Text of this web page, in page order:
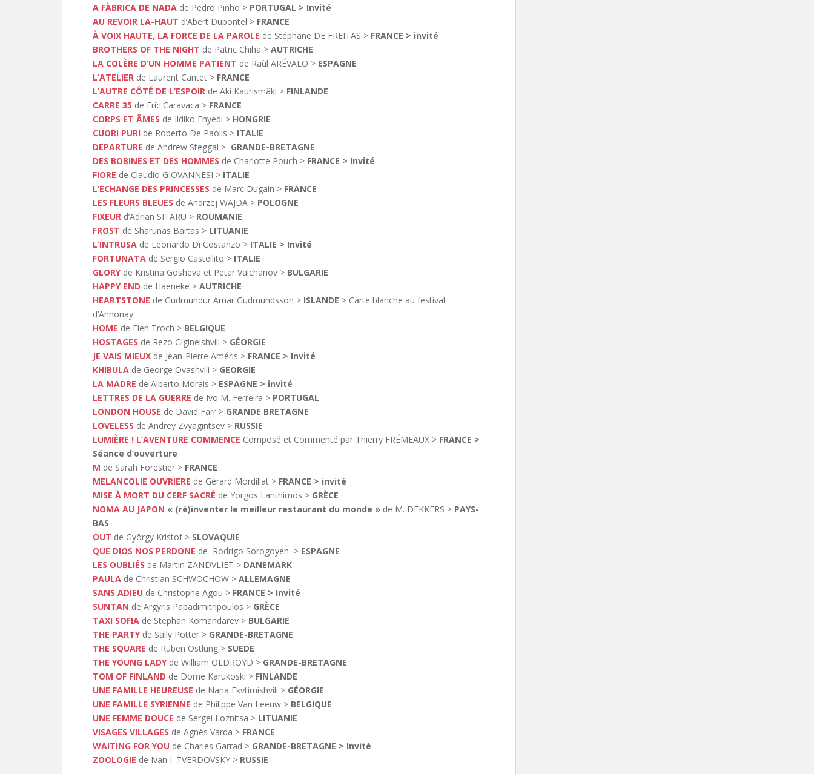
A FÀBRICA DE NADA de Pedro Pinho > PORTUGAL > Invité
AU REVOIR LA-HAUT d’Abert Dupontel > FRANCE
À VOIX HAUTE, LA FORCE DE LA PAROLE de Stéphane DE FREITAS > FRANCE > invité
BROTHERS OF THE NIGHT de Patric Chiha > AUTRICHE
LA COLÈRE D’UN HOMME PATIENT de Raùl ARÉVALO > ESPAGNE
L’ATELIER de Laurent Cantet > FRANCE
L’AUTRE CÔTÉ DE L’ESPOIR de Aki Kaurismäki > FINLANDE
CARRE 35 de Eric Caravaca > FRANCE
CORPS ET ÂMES de Ildiko Enyedi > HONGRIE
CUORI PURI de Roberto De Paolis > ITALIE
DEPARTURE de Andrew Steggal > GRANDE-BRETAGNE
DES BOBINES ET DES HOMMES de Charlotte Pouch > FRANCE > Invité
FIORE de Claudio GIOVANNESI > ITALIE
L’ECHANGE DES PRINCESSES de Marc Dugain > FRANCE
LES FLEURS BLEUES de Andrzej WAJDA > POLOGNE
FIXEUR d’Adrian SITARU > ROUMANIE
FROST de Sharunas Bartas > LITUANIE
L’INTRUSA de Leonardo Di Costanzo > ITALIE > Invité
FORTUNATA de Sergio Castellito > ITALIE
GLORY de Kristina Gosheva et Petar Valchanov > BULGARIE
HAPPY END de Haeneke > AUTRICHE
HEARTSTONE de Gudmundur Arnar Gudmundsson > ISLANDE > Carte blanche au festival
d’Annonay
HOME de Fien Troch > BELGIQUE
HOSTAGES de Rezo Gigineishvili > GÉORGIE
JE VAIS MIEUX de Jean-Pierre Améris > FRANCE > Invité
KHIBULA de George Ovashvili > GEORGIE
LA MADRE de Alberto Morais > ESPAGNE > invité
LETTRES DE LA GUERRE de Ivo M. Ferreira > PORTUGAL
LONDON HOUSE de David Farr > GRANDE BRETAGNE
LOVELESS de Andrey Zvyagintsev > RUSSIE
LUMIÈRE ! L’AVENTURE COMMENCE Composé et Commenté par Thierry FRÉMEAUX > FRANCE >
Séance d’ouverture
M de Sarah Forestier > FRANCE
MELANCOLIE OUVRIERE de Gérard Mordillat > FRANCE > invité
MISE À MORT DU CERF SACRÉ de Yorgos Lanthimos > GRÈCE
NOMA AU JAPON « (ré)inventer le meilleur restaurant du monde » de M. DEKKERS > PAYS-
BAS
OUT de György Kristof > SLOVAQUIE
QUE DIOS NOS PERDONE de Rodrigo Sorogoyen > ESPAGNE
LES OUBLIÉS de Martin ZANDVLIET > DANEMARK
PAULA de Christian SCHWOCHOW > ALLEMAGNE
SANS ADIEU de Christophe Agou > FRANCE > Invité
SUNTAN de Argyris Papadimitripoulos > GRÈCE
TAXI SOFIA de Stephan Komandarev > BULGARIE
THE PARTYde Sally Potter > GRANDE-BRETAGNE
THE SQUARE de Ruben Östlung > SUEDE
THE YOUNG LADYde William OLDROYD > GRANDE-BRETAGNE
TOM OF FINLAND de Dome Karukoski > FINLANDE
UNE FAMILLE HEUREUSE de Nana Ekvtimishvili > GÉORGIE
UNE FAMILLE SYRIENNE de Philippe Van Leeuw > BELGIQUE
UNE FEMME DOUCE de Sergei Loznitsa > LITUANIE
VISAGES VILLAGES de Agnès Varda > FRANCE
WAITING FOR YOU de Charles Garrad > GRANDE-BRETAGNE > Invité
ZOOLOGIE de Ivan I. TVERDOVSKY > RUSSIE